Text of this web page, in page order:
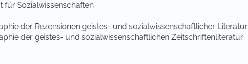
für Sozialwissenschaften
der Rezensionen geistes- und sozialwissenschaftlicher Literatur
der geistes- und sozialwissenschaftlichen Zeitschriftenliteratur